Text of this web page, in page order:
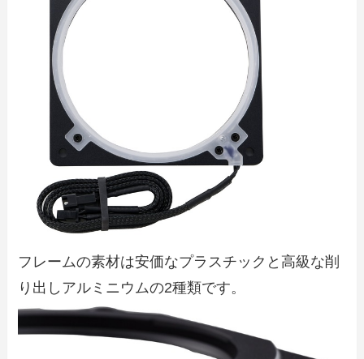
フレームの素材は安価なプラスチックと高級な削
り出しアルミニウムの2種類です。